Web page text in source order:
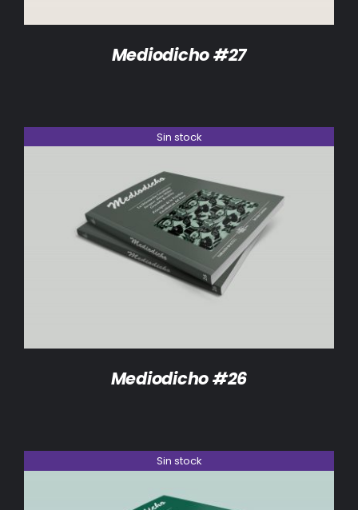
Mediodicho #27
Sin stock
DETALLES
Mediodicho #26
Sin stock